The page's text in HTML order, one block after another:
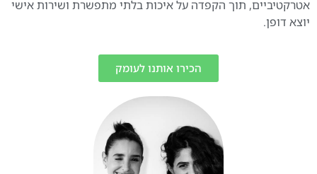
אטרקטיביים, תוך הקפדה על איכות בלתי מתפשרת ושירות אישי
יוצא דופן.
הכירו אותנו לעומק